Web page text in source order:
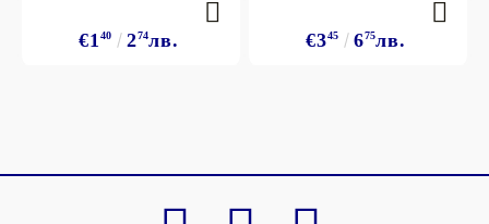
€1 40 274лв. €345 675лв.